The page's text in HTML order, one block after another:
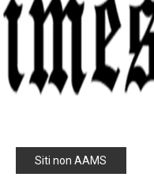
Siti non AAMS